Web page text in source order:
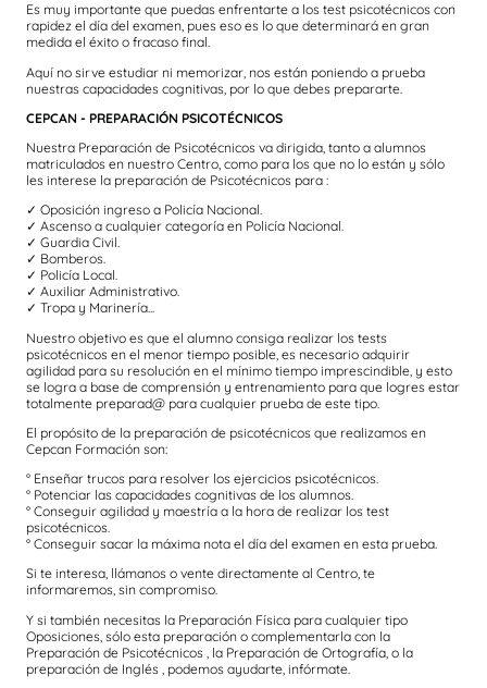
Es muy importante que puedas enfrentarte a los test psicotécnicos con
rapidez el día del examen, pues eso es lo que determinará en gran
medida el éxito o fracaso final.
Aquí no sirve estudiar ni memorizar, nos están poniendo a prueba
nuestras capacidades cognitivas, por lo que debes prepararte.
CEPCAN - PREPARACIÓN PSICOTÉCNICOS
Nuestra Preparación de Psicotécnicos va dirigida, tanto a alumnos
matriculados en nuestro Centro, como para los que no lo están y sólo
les interese la preparación de Psicotécnicos para :
✓ Oposición ingreso a Policía Nacional.
✓ Ascenso a cualquier categoría en Policía Nacional.
✓ Guardia Civil.
✓ Bomberos.
✓ Policía Local.
✓ Auxiliar Administrativo.
✓ Tropa y Marinería...
Nuestro objetivo es que el alumno consiga realizar los tests
psicotécnicos en el menor tiempo posible, es necesario adquirir
agilidad para su resolución en el mínimo tiempo imprescindible, y esto
se logra a base de comprensión y entrenamiento para que logres estar
totalmente preparad@ para cualquier prueba de este tipo.
El propósito de la preparación de psicotécnicos que realizamos en
Cepcan Formación son:
° Enseñar trucos para resolver los ejercicios psicotécnicos.
° Potenciar las capacidades cognitivas de los alumnos.
° Conseguir agilidad y maestría a la hora de realizar los test
psicotécnicos.
° Conseguir sacar la máxima nota el día del examen en esta prueba.
Si te interesa, llámanos o vente directamente al Centro, te
informaremos, sin compromiso.
Y si también necesitas la Preparación Física para cualquier tipo
Oposiciones, sólo esta preparación o complementarla con la
Preparación de Psicotécnicos , la Preparación de Ortografía, o la
preparación de Inglés , podemos ayudarte, infórmate.